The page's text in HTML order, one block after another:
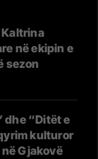
Kaltrina
në ekipin e
sezon
dhe “Ditët e
kulturor
Gjakovë